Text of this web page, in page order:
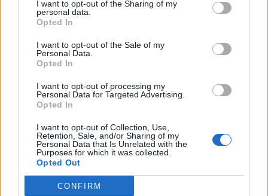
I want to opt-out of the Sharing of my
personal data.
Opted In
I want to opt-out of the Sale of my
Personal Data.
Opted In
I want to opt-out of processing my
Personal Data for Targeted Advertising.
Opted In
I want to opt-out of Collection, Use,
Retention, Sale, and/or Sharing of my
Personal Data that Is Unrelated with the
Purposes for which it was collected.
Opted Out
CONFIRM